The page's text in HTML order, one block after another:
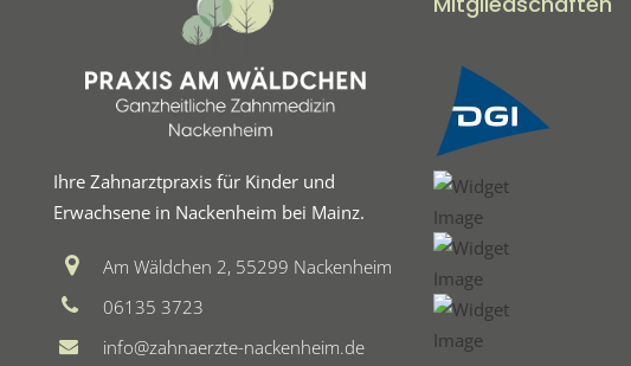
Ihre Zahnarztpraxis für Kinder und
Erwachsene in Nackenheim bei Mainz.
Am Wäldchen 2, 55299 Nackenheim
06135 3723
info@zahnaerzte-nackenheim.de